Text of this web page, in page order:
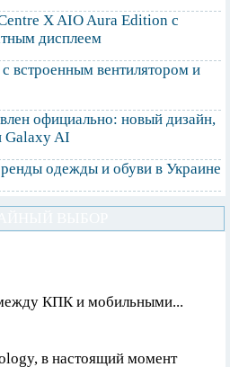
X AIO Aura Edition с
дисплеем
встроенным вентилятором и
официально: новый дизайн,
Galaxy AI
одежды и обуви в Украине
КПК и мобильными...
в настоящий момент